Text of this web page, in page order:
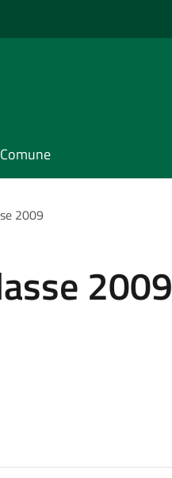
2009
2009